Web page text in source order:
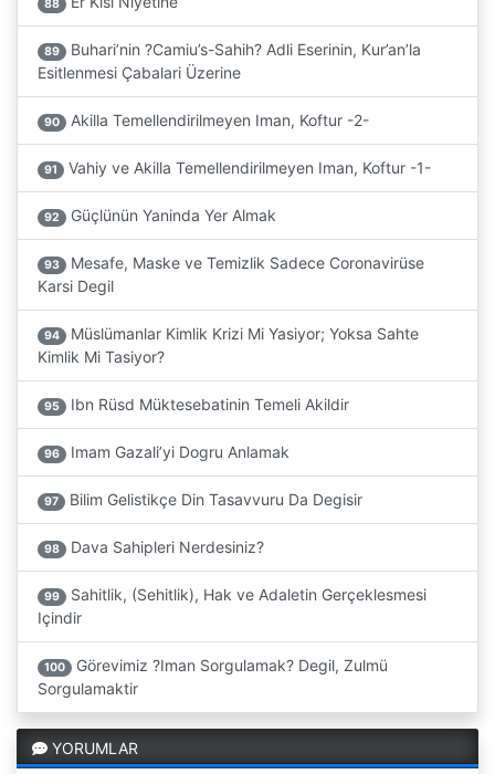
88
89
Buhari’nin ?Camiu’s-Sahih? Adli Eserinin, Kur’an’la
Esitlenmesi Çabalari Üzerine
90 Akilla Temellendirilmeyen Iman, Koftur -2-
91 Vahiy ve Akilla Temellendirilmeyen Iman, Koftur -1-
92 Güçlünün Yaninda Yer Almak
93
Mesafe, Maske ve Temizlik Sadece Coronavirüse
Karsi Degil
94
Müslümanlar Kimlik Krizi Mi Yasiyor; Yoksa Sahte
Kimlik Mi Tasiyor?
95 Ibn Rüsd Müktesebatinin Temeli Akildir
96 Imam Gazali’yi Dogru Anlamak
97 Bilim Gelistikçe Din Tasavvuru Da Degisir
98 Dava Sahipleri Nerdesiniz?
99
Sahitlik, (Sehitlik), Hak ve Adaletin Gerçeklesmesi
Içindir
100
Görevimiz ?Iman Sorgulamak? Degil, Zulmü
Sorgulamaktir
YORUMLAR